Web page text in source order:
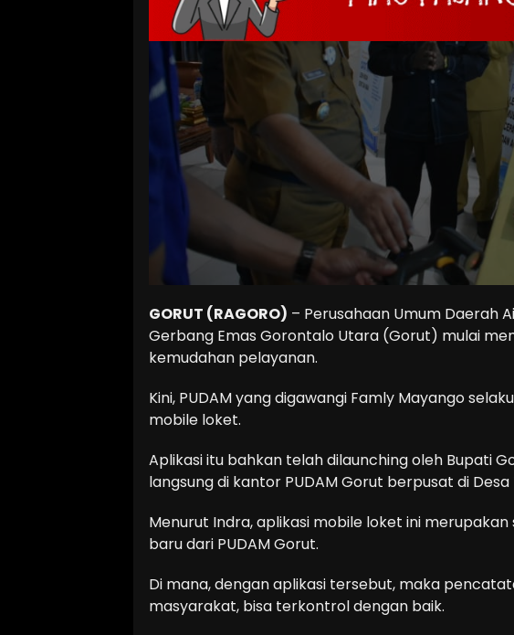
GORUT (RAGORO) – Perusahaan Umum Daerah
Gerbang Emas Gorontalo Utara (Gorut) mulai
kemudahan pelayanan.
Kini, PUDAM yang digawangi Famly Mayango
mobile loket.
Aplikasi itu bahkan telah dilaunching oleh Bupati
langsung di kantor PUDAM Gorut berpusat di
Menurut Indra, aplikasi mobile loket ini
baru dari PUDAM Gorut.
Di mana, dengan aplikasi tersebut, maka
masyarakat, bisa terkontrol dengan baik.